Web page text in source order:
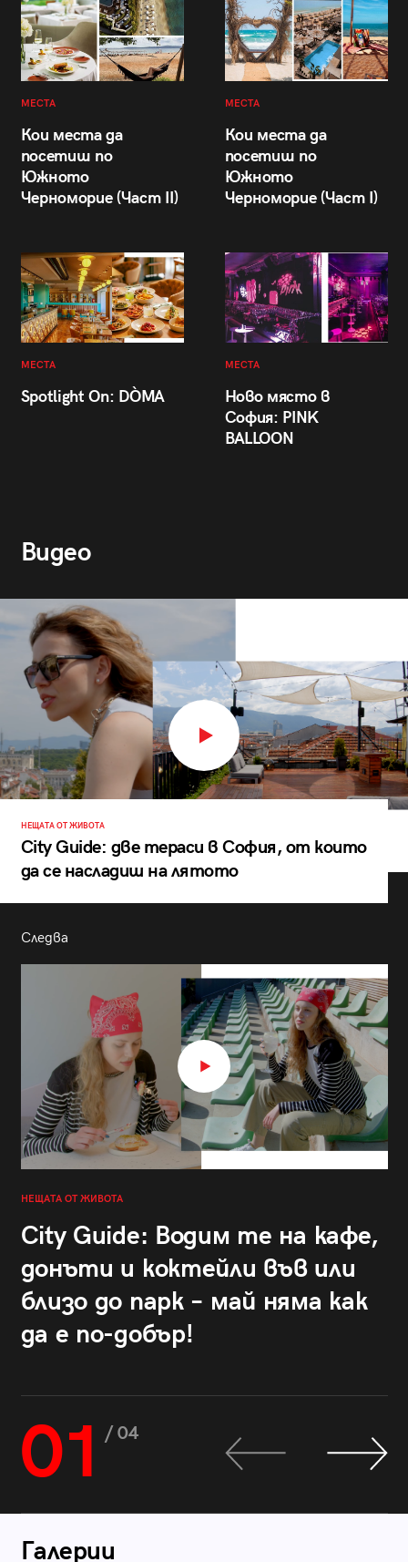
МЕСТА
Кои места да
посетиш по
Южното
Черноморие (Част II)
МЕСТА
Кои места да
посетиш по
Южното
Черноморие (Част I)
МЕСТА
Spotlight On: DÒMA
МЕСТА
Ново място в
София: PINK
BALLOON
Видео
НЕЩАТА ОТ ЖИВОТА
City Guide: две тераси в София, от които
да се насладиш на лятото
Следва
НЕЩАТА ОТ ЖИВОТА
City Guide: Водим те на кафе,
донъти и коктейли във или
близо до парк – май няма как
да е по-добър!
01 / 04
Галерии